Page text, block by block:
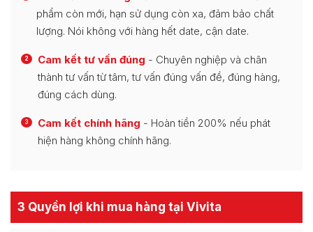
phẩm còn mới, hạn sử dụng còn xa, đảm bảo chất
lượng. Nói không với hàng hết date, cận date.
2 Cam kết tư vấn đúng - Chuyên nghiệp và chân
thành tư vấn từ tâm, tư vấn đúng vấn đề, đúng hàng,
đúng cách dùng.
3 Cam kết chính hãng - Hoàn tiền 200% nếu phát
hiện hàng không chính hãng.
3 Quyền lợi khi mua hàng tại Vivita